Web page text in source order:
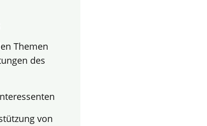
Themen
des
von